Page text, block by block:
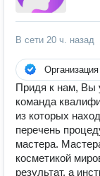
В сети 20 ч. назад
Придя к нам, Вы
команда
из которых
перечень
мастера.
косметикой
результат, а